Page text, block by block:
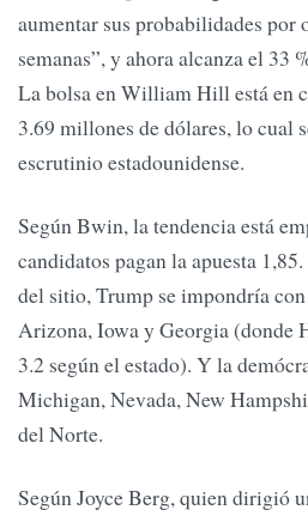
aumentar sus probabilidades por
semanas”, y ahora alcanza el 33
La bolsa en William Hill está en
3.69 millones de dólares, lo cual
escrutinio estadounidense.
Según Bwin, la tendencia está
candidatos pagan la apuesta
del sitio, Trump se impondría
Arizona, Iowa y Georgia (donde
3.2 según el estado). Y la
Michigan, Nevada, New
del Norte.
Según Joyce Berg, quien dirigió